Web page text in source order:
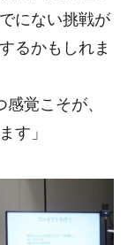
にない挑戦が
るかもしれま
覚こそが、
す」